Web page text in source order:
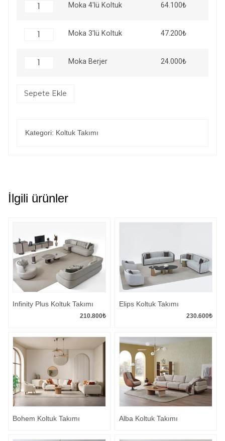
Moka 4'lü Koltuk 64.100₺
Moka 3'lü Koltuk 47.200₺
Moka Berjer 24.000₺
Sepete Ekle
Kategori: Koltuk Takımı
İlgili ürünler
Infinity Plus Koltuk Takımı
210.800₺
Elips Koltuk Takımı
230.600₺
Bohem Koltuk Takımı Alba Koltuk Takımı